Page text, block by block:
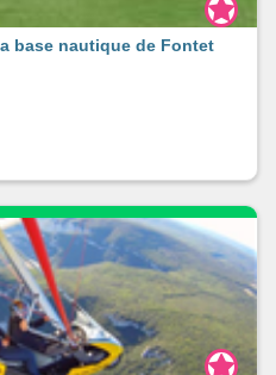
base nautique de Fontet